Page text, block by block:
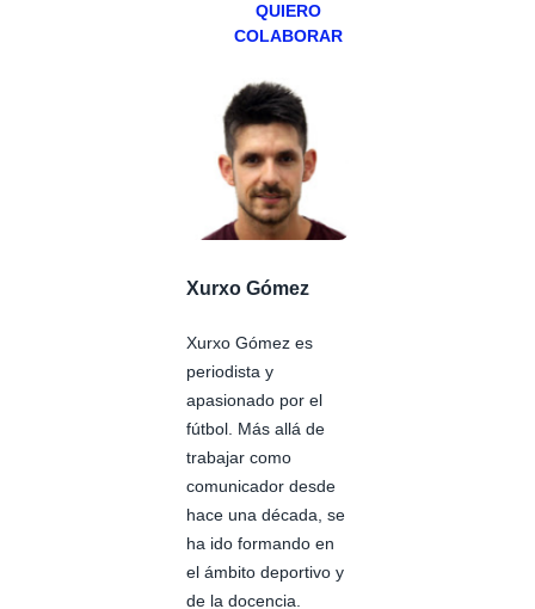
QUIERO
COLABORAR
Xurxo Gómez
Xurxo Gómez es
periodista y
apasionado por el
fútbol. Más allá de
trabajar como
comunicador desde
hace una década, se
ha ido formando en
el ámbito deportivo y
de la docencia.